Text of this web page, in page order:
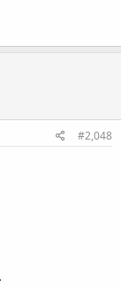
#2,048